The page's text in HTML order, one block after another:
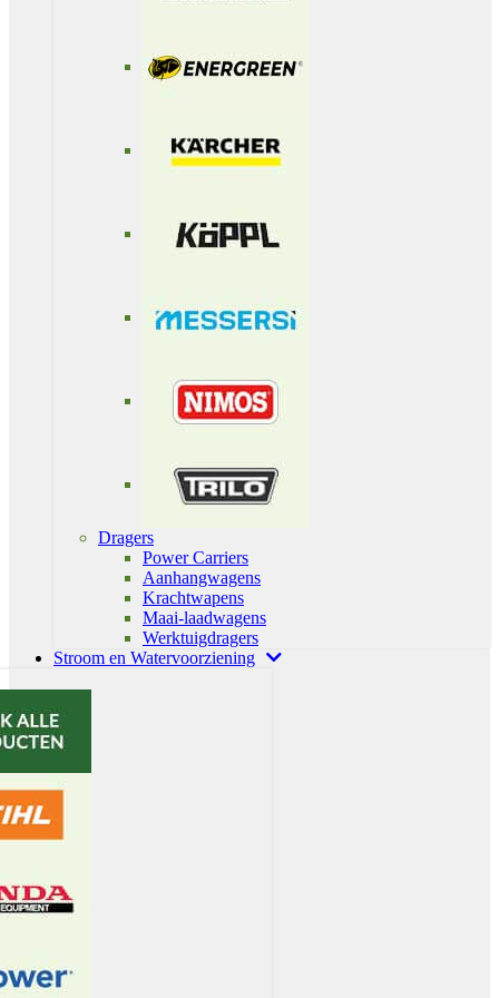
Dragers
Power Carriers
Aanhangwagens
Krachtwapens
Maai-laadwagens
Werktuigdragers
Stroom en Watervoorziening